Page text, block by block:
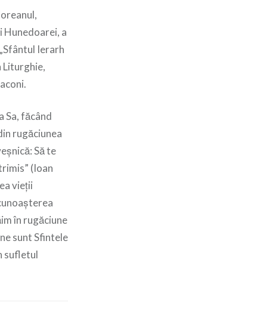
Hunedoarei, a
Ierarh
Liturghie,
Sa, făcând
rugăciunea
Să te
(Ioan
vieții
în rugăciune
sunt Sfintele
sufletul